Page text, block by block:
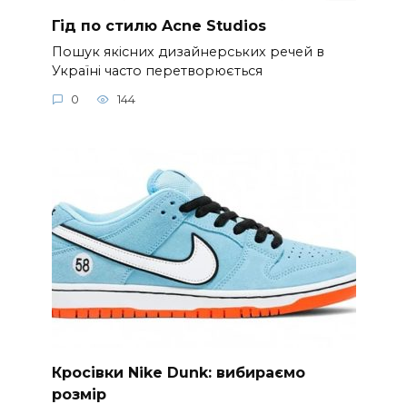
Гід по стилю Acne Studios
Пошук якісних дизайнерських речей в
Україні часто перетворюється
0 144
Кросівки Nike Dunk: вибираємо
розмір